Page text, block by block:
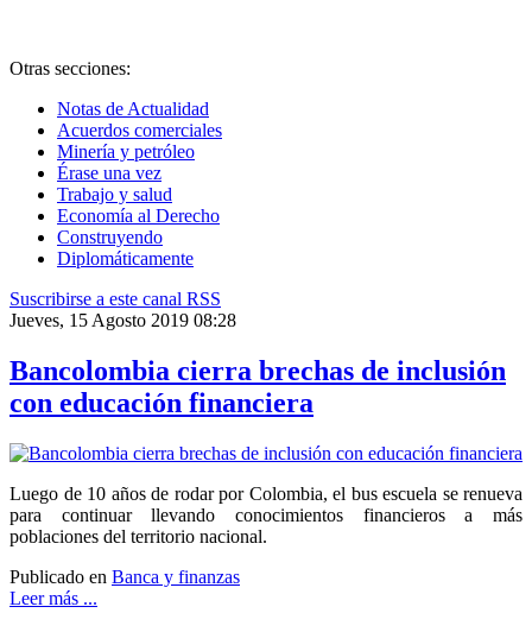
Otras secciones:
Notas de Actualidad
Acuerdos comerciales
Minería y petróleo
Érase una vez
Trabajo y salud
Economía al Derecho
Construyendo
Diplomáticamente
Suscribirse a este canal RSS
Jueves, 15 Agosto 2019 08:28
Bancolombia cierra brechas de inclusión
con educación financiera
Luego de 10 años de rodar por Colombia, el bus escuela se renueva
para continuar llevando conocimientos financieros a más
poblaciones del territorio nacional.
Publicado en Banca y finanzas
Leer más ...